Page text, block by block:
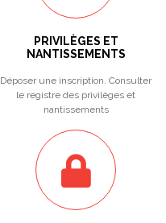
PRIVILÈGES ET
NANTISSEMENTS
Déposer une inscription. Consulter
le registre des privilèges et
nantissements